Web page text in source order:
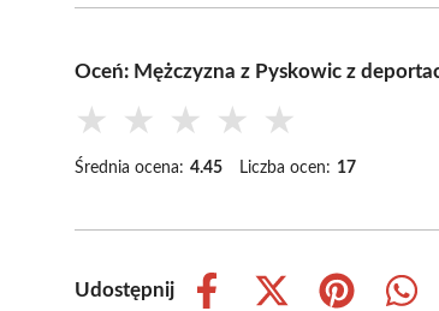
Oceń: Mężczyzna z Pyskowic z
★ ★ ★ ★ ★
Średnia ocena: 4.45 Liczba ocen: 17
Udostępnij
Share
Share
Share
Share